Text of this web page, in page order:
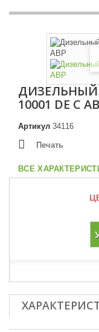
ДИЗЕЛЬНЫЙ
10001 DE С
Артикул 34116
Печать
ВСЕ